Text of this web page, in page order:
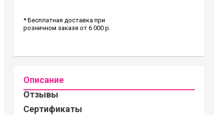
* Бесплатная доставка при
розничном заказе от 6 000 р.
Описание
Отзывы
Сертификаты